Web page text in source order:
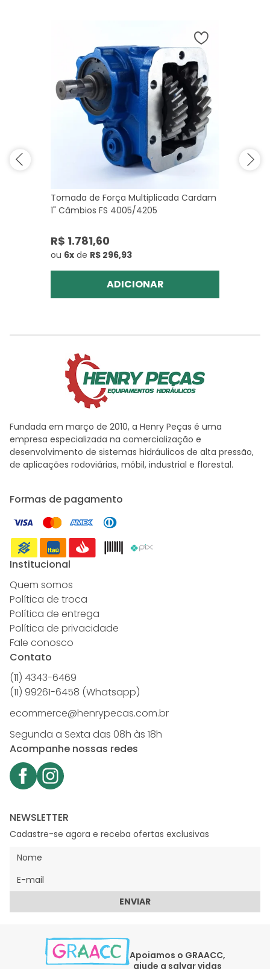
Tomada de Força Multiplicada Cardam
1" Câmbios FS 4005/4205
R$ 1.781,60
ou 6x de R$ 296,93
ADICIONAR
Fundada em março de 2010, a Henry Peças é uma
empresa especializada na comercialização e
desenvolvimento de sistemas hidráulicos de alta pressão,
de aplicações rodoviárias, móbil, industrial e florestal.
Formas de pagamento
Institucional
Quem somos
Política de troca
Política de entrega
Política de privacidade
Fale conosco
Contato
(11) 4343-6469
(11) 99261-6458 (Whatsapp)
ecommerce@henrypecas.com.br
Segunda a Sexta das 08h às 18h
Acompanhe nossas redes
NEWSLETTER
Cadastre-se agora e receba ofertas exclusivas
ENVIAR
Apoiamos o GRAACC,
ajude a salvar vidas